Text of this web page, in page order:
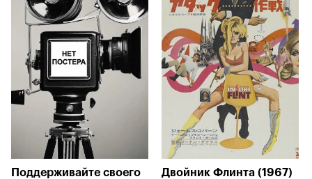
Поддерживайте своего
Двойник Флинта (1967)